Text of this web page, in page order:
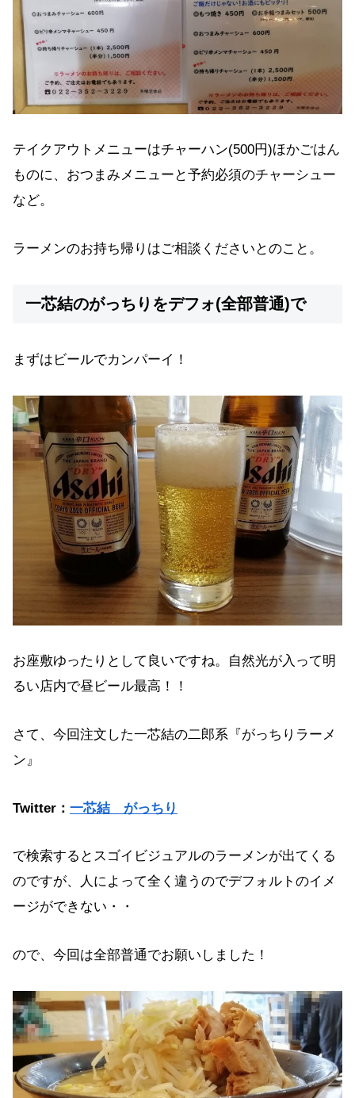
テイクアウトメニューはチャーハン(500円)ほかごはん
ものに、おつまみメニューと予約必須のチャーシュー
など。
ラーメンのお持ち帰りはご相談くださいとのこと。
一芯結のがっちりをデフォ(全部普通)で
まずはビールでカンパーイ！
お座敷ゆったりとして良いですね。自然光が入って明
るい店内で昼ビール最高！！
さて、今回注文した一芯結の二郎系『がっちりラーメ
ン』
Twitter： 一芯結 がっちり
で検索するとスゴイビジュアルのラーメンが出てくる
のですが、人によって全く違うのでデフォルトのイメ
ージができない・・
ので、今回は全部普通でお願いしました！